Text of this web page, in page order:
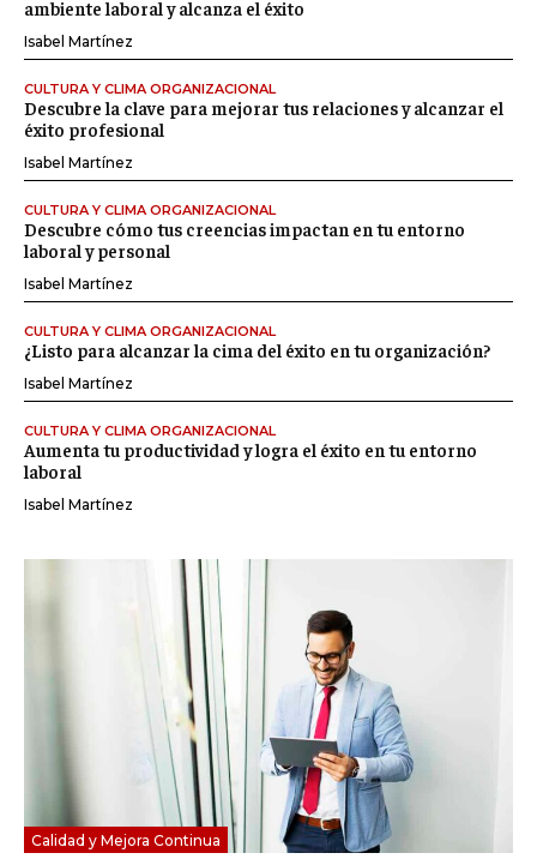
ambiente laboral y alcanza el éxito
Isabel Martínez
CULTURA Y CLIMA ORGANIZACIONAL
Descubre la clave para mejorar tus relaciones y alcanzar el
éxito profesional
Isabel Martínez
CULTURA Y CLIMA ORGANIZACIONAL
Descubre cómo tus creencias impactan en tu entorno
laboral y personal
Isabel Martínez
CULTURA Y CLIMA ORGANIZACIONAL
¿Listo para alcanzar la cima del éxito en tu organización?
Isabel Martínez
CULTURA Y CLIMA ORGANIZACIONAL
Aumenta tu productividad y logra el éxito en tu entorno
laboral
Isabel Martínez
Calidad y Mejora Continua